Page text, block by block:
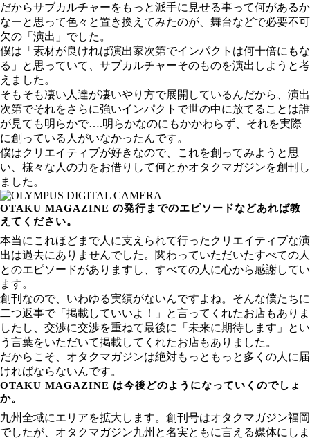
だからサブカルチャーをもっと派手に見せる事って何があるか
なーと思って色々と置き換えてみたのが、舞台などで必要不可
欠の「演出」でした。
僕は「素材が良ければ演出家次第でインパクトは何十倍にもな
る」と思っていて、サブカルチャーそのものを演出しようと考
えました。
そもそも凄い人達が凄いやり方で展開しているんだから、演出
次第でそれをさらに強いインパクトで世の中に放てることは誰
が見ても明らかで….明らかなのにもかかわらず、それを実際
に創っている人がいなかったんです。
僕はクリエイティブが好きなので、これを創ってみようと思
い、様々な人の力をお借りして何とかオタクマガジンを創刊し
ました。
OTAKU MAGAZINE の発行までのエピソードなどあれば教
えてください。
本当にこれほどまで人に支えられて行ったクリエイティブな演
出は過去にありませんでした。関わっていただいたすべての人
とのエピソードがありますし、すべての人に心から感謝してい
ます。
創刊なので、いわゆる実績がないんですよね。そんな僕たちに
二つ返事で「掲載していいよ！」と言ってくれたお店もありま
したし、交渉に交渉を重ねて最後に「未来に期待します」とい
う言葉をいただいて掲載してくれたお店もありました。
だからこそ、オタクマガジンは絶対もっともっと多くの人に届
ければならないんです。
OTAKU MAGAZINE は今後どのようになっていくのでしょ
か。
九州全域にエリアを拡大します。創刊号はオタクマガジン福岡
でしたが、オタクマガジン九州と名実ともに言える媒体にしま